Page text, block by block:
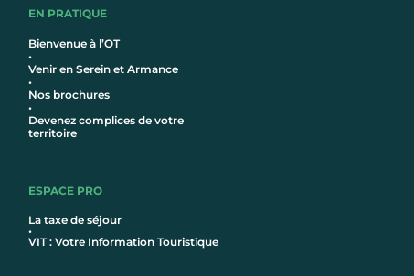
EN PRATIQUE
Bienvenue à l’OT
•
Venir en Serein et Armance
•
Nos brochures
•
Devenez complices de votre
territoire
ESPACE PRO
La taxe de séjour
•
VIT : Votre Information Touristique